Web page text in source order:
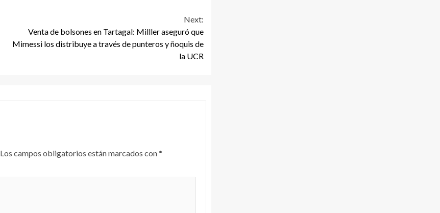
Next:
Venta de bolsones en Tartagal: Milller aseguró que
Mimessi los distribuye a través de punteros y ñoquis de
la UCR
Los campos obligatorios están marcados con*